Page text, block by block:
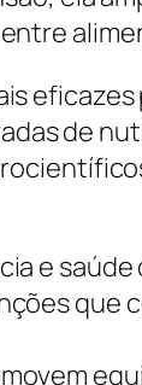
de
e
que